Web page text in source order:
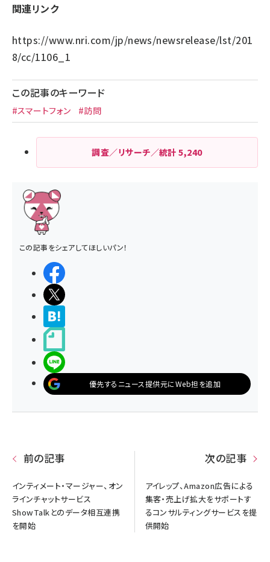
関連リンク
https://www.nri.com/jp/news/newsrelease/lst/201
8/cc/1106_1
この記事のキーワード
#スマートフォン #訪問
調査／リサーチ／統計5,240
この記事をシェアしてほしいパン！
優先するニュース提供元にWeb担を追加
前の記事
インティメート・マージャー、オン
ラインチャットサービス
ShowTalkとのデータ相互連携
を開始
次の記事
アイレップ、Amazon広告による
集客・売上げ拡大をサポートす
るコンサルティングサービスを提
供開始